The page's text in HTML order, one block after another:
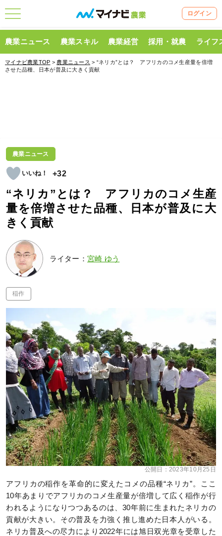
ログイン
農業ニュース 農業スキル 農業経営 採用・就農 ライフ
マイナビ農業TOP > 農業ニュース > “ネリカ”とは？ アフリカのコメ生産量を倍増
させた品種、日本が普及に大きく貢献
農業ニュース
+32
“ネリカ”とは？ アフリカのコメ生産
量を倍増させた品種、日本が普及に大
きく貢献
ライター： 宮崎 ゆう
稲作
公開日： 2023年10月25日
アフリカの稲作を革命的に変えたコメの品種“ネリカ”。ここ
10年あまりでアフリカのコメ生産量が倍増して広く稲作が行
われるようになりつつあるのは、30年前に生まれたネリカの
貢献が大きい。その普及を力強く推し進めた日本人がいる。
ネリカ普及への尽力により2022年には旭日双光章を受章した